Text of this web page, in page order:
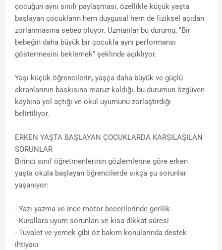
çocuğun aynı sınıfı paylaşması, özellikle küçük yaşta
başlayan çocukların hem duygusal hem de fiziksel açıdan
zorlanmasına sebep oluyor. Uzmanlar bu durumu, "Bir
bebeğin daha büyük bir çocukla aynı performansı
göstermesini beklemek" şeklinde açıklıyor.
Yaşı küçük öğrencilerin, yaşça daha büyük ve güçlü
akranlarının baskısına maruz kaldığı, bu durumun özgüven
kaybına yol açtığı ve okul uyumunu zorlaştırdığı
belirtiliyor.
ERKEN YAŞTA BAŞLAYAN ÇOCUKLARDA KARŞILAŞILAN
SORUNLAR
Birinci sınıf öğretmenlerinin gözlemlerine göre erken
yaşta okula başlayan öğrencilerde sıkça şu sorunlar
yaşanıyor:
- Yazı yazma ve ince motor becerilerinde gerilik
- Kurallara uyum sorunları ve kısa dikkat süresi
- Tuvalet ve yemek gibi öz bakım konularında destek
ihtiyacı